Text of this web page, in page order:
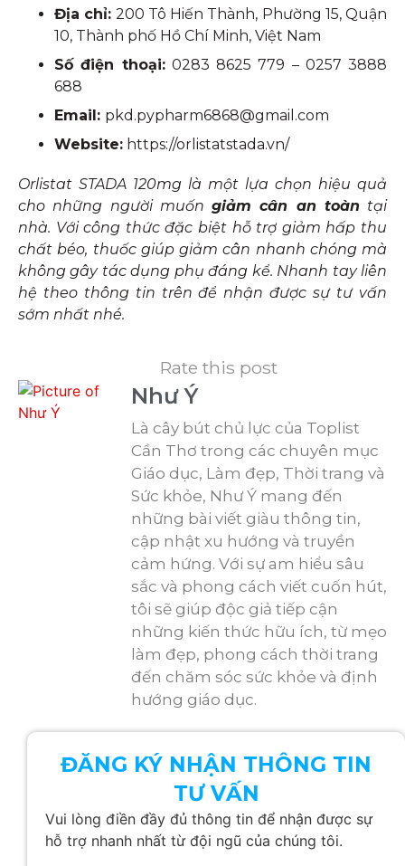
Địa chỉ: 200 Tô Hiến Thành, Phường 15, Quận
10, Thành phố Hồ Chí Minh, Việt Nam
Số điện thoại:0283 8625 779 – 0257 3888
688
Email: pkd.pypharm6868@gmail.com
Website: https://orlistatstada.vn/
Orlistat STADA 120mg là một lựa chọn hiệu quả
cho những người muốn giảm cân an toàn tại
nhà. Với công thức đặc biệt hỗ trợ giảm hấp thu
chất béo, thuốc giúp giảm cân nhanh chóng mà
không gây tác dụng phụ đáng kể. Nhanh tay liên
hệ theo thông tin trên để nhận được sự tư vấn
sớm nhất nhé.
Rate this post
Như Ý
Là cây bút chủ lực của Toplist
Cần Thơ trong các chuyên mục
Giáo dục, Làm đẹp, Thời trang và
Sức khỏe, Như Ý mang đến
những bài viết giàu thông tin,
cập nhật xu hướng và truyền
cảm hứng. Với sự am hiểu sâu
sắc và phong cách viết cuốn hút,
tôi sẽ giúp độc giả tiếp cận
những kiến thức hữu ích, từ mẹo
làm đẹp, phong cách thời trang
đến chăm sóc sức khỏe và định
hướng giáo dục.
ĐĂNG KÝ NHẬN THÔNG TIN
TƯ VẤN
Vui lòng điền đầy đủ thông tin để nhận được sự
hỗ trợ nhanh nhất từ đội ngũ của chúng tôi.